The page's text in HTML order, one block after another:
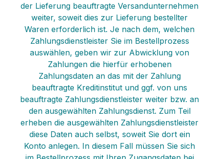
der Lieferung beauftragte Versandunternehmen
weiter, soweit dies zur Lieferung bestellter
Waren erforderlich ist. Je nach dem, welchen
Zahlungsdienstleister Sie im Bestellprozess
auswählen, geben wir zur Abwicklung von
Zahlungen die hierfür erhobenen
Zahlungsdaten an das mit der Zahlung
beauftragte Kreditinstitut und ggf. von uns
beauftragte Zahlungsdienstleister weiter bzw. an
den ausgewählten Zahlungsdienst. Zum Teil
erheben die ausgewählten Zahlungsdienstleister
diese Daten auch selbst, soweit Sie dort ein
Konto anlegen. In diesem Fall müssen Sie sich